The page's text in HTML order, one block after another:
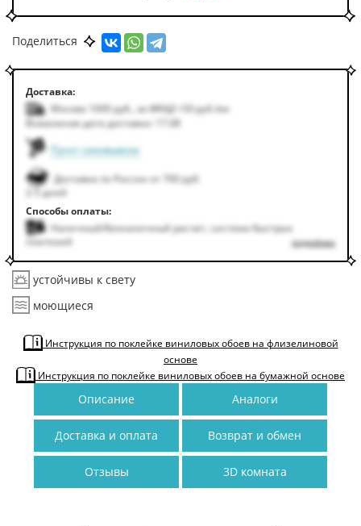
Поделиться
Доставка:
Москва 1000руб. за МКАД +50руб. /км
Возможная дата доставки: 17.08
Пункт самовывоза
Доставка по России от 700 руб.
2-5 дней
Способы оплаты:
Наличный/безналичный расчет, система быстрых
платежей
подробнее
устойчивы к свету
моющиеся
Инструкция по поклейке виниловых обоев на флизелиновой
основе
Инструкция по поклейке виниловых обоев на бумажной основе
Описание Аналоги
Доставка и оплата Возврат и обмен
Отзывы 3D комната